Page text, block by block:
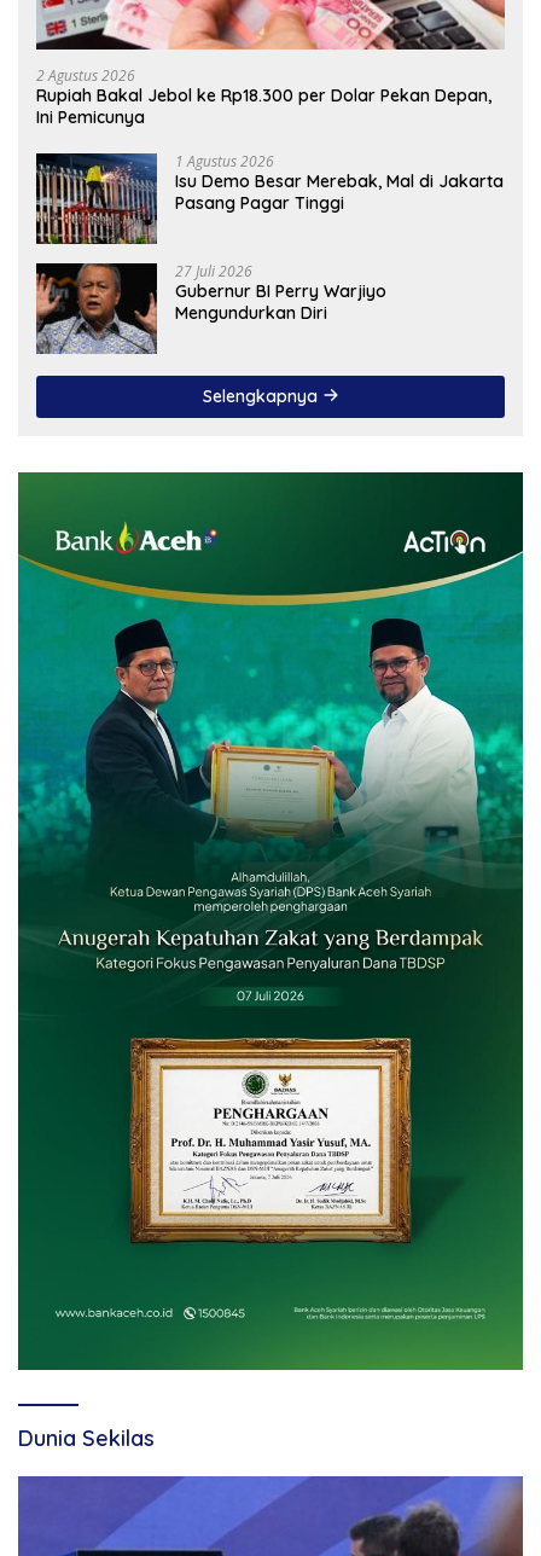
2 Agustus 2026
Rupiah Bakal Jebol ke Rp18.300 per Dolar Pekan Depan,
Ini Pemicunya
1 Agustus 2026
Isu Demo Besar Merebak, Mal di Jakarta
Pasang Pagar Tinggi
27 Juli 2026
Gubernur BI Perry Warjiyo
Mengundurkan Diri
Selengkapnya
Dunia Sekilas